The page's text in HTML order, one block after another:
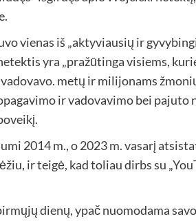
vienas iš „aktyviausių ir
yra „pražūtinga visiems,
metų ir milijonams
ir vadovavimo bei
2014 m., o 2023 m. vasarį
ir teigė, kad toliau dirbs su
dienų, ypač nuomodama